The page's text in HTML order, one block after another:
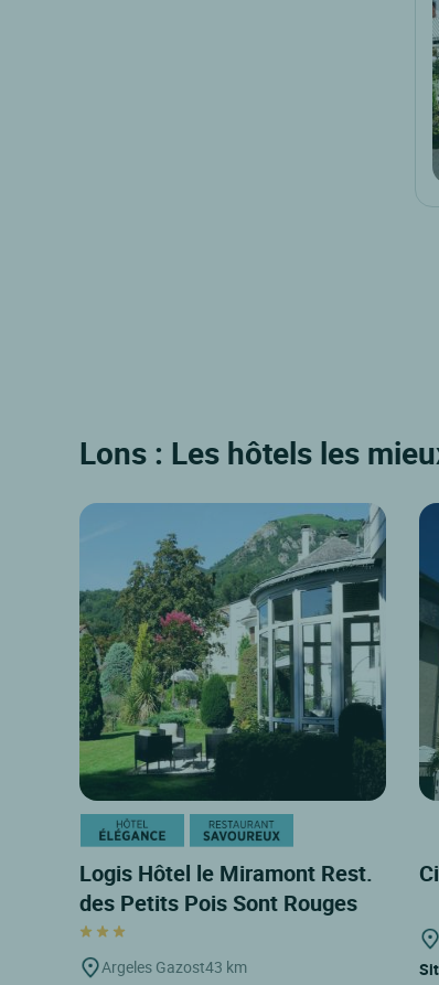
Lons : Les hôtels les
Logis Hôtel le Miramont Rest.
des Petits Pois Sont Rouges
Argeles Gazost43 km